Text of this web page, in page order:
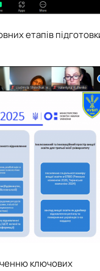
етапів
ключових